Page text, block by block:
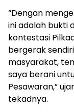
“Dengan
ini adalah bukti
kontestasi
bergerak
masyarakat,
saya berani
Pesawaran,”
tekadnya.